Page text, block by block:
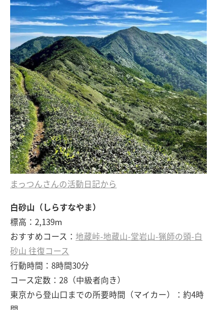
まっつんさんの活動日記から
白砂山（しらすなやま）
標高：2,139m
おすすめコース： 地蔵峠-地蔵山-堂岩山-猟師の頭-白
砂山 往復コース
行動時間：8時間30分
コース定数：28（中級者向き）
東京から登山口までの所要時間（マイカー）：約4時